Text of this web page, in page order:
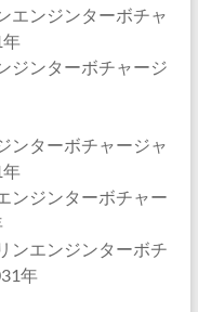
ンジンターボチャ
ンターボチャージ
ターボチャージャ
ジンターボチャー
エンジンターボチ
年